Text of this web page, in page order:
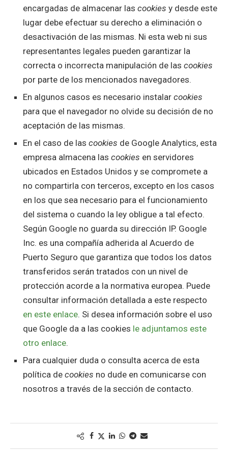
encargadas de almacenar las cookies y desde este
lugar debe efectuar su derecho a eliminación o
desactivación de las mismas. Ni esta web ni sus
representantes legales pueden garantizar la
correcta o incorrecta manipulación de las cookies
por parte de los mencionados navegadores.
En algunos casos es necesario instalar cookies
para que el navegador no olvide su decisión de no
aceptación de las mismas.
En el caso de las cookies de Google Analytics, esta
empresa almacena las cookies en servidores
ubicados en Estados Unidos y se compromete a
no compartirla con terceros, excepto en los casos
en los que sea necesario para el funcionamiento
del sistema o cuando la ley obligue a tal efecto.
Según Google no guarda su dirección IP. Google
Inc. es una compañía adherida al Acuerdo de
Puerto Seguro que garantiza que todos los datos
transferidos serán tratados con un nivel de
protección acorde a la normativa europea. Puede
consultar información detallada a este respecto
en este enlace. Si desea información sobre el uso
que Google da a las cookies le adjuntamos este
otro enlace.
Para cualquier duda o consulta acerca de esta
política de cookies no dude en comunicarse con
nosotros a través de la sección de contacto.